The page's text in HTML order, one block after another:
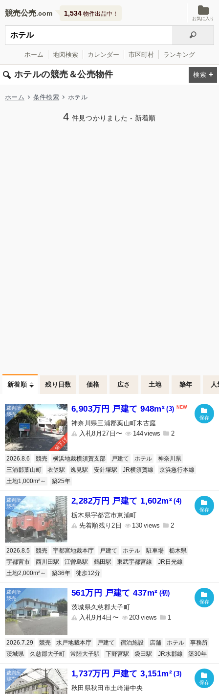
競売公売 1,534 物件出品中！
お気に入り
ホーム 地図検索 カレンダー 市区町村 ランキング
ホテルの競売＆公売物件
ホーム 条件検索 ホテル
4 件見つかりました - 新着順
新着順 残り日数 価格 広さ 土地 築年 人
値下げ
6,903万円 戸建て 948m² (3)
神奈川県三浦郡葉山町木古庭
入札8月27日〜
144 2
2026.8.6 競売 横浜地裁横須賀支部 戸建て ホテル
神奈川県
三浦郡葉山町
衣笠駅 逸見駅 安針塚駅 JR横須賀線
京浜急行本線
土地1,000m²～
築25年
2,282万円 戸建て 1,602m² (4)
栃木県宇都宮市東浦町
先着順残り2日
130 2
2026.8.5 競売 宇都宮地裁本庁 戸建て ホテル 駐車場
栃木県
宇都宮市
西川田駅 江曽島駅 鶴田駅 東武宇都宮線
JR日光線
土地2,000m²～
築36年 徒歩12分
561万円 戸建て 437m² (初)
茨城県久慈郡大子町
入札9月4日〜
203 1
2026.7.29 競売 水戸地裁本庁 戸建て 宿泊施設 店舗 ホテル
事務所
茨城県
久慈郡大子町 常陸大子駅 下野宮駅 袋田駅 JR水郡線 築30年
1,737万円 戸建て 3,151m² (3)
秋田県秋田市土崎港中央